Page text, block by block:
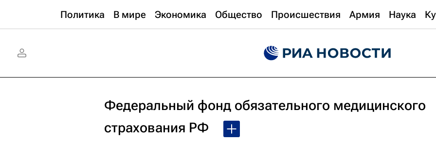
Политика В мире Экономика Общество Происшествия Армия Наука
Федеральный фонд обязательного медицинского
страхования РФ